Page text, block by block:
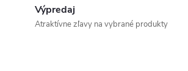
Výpredaj
Atraktívne zľavy na vybrané produkty